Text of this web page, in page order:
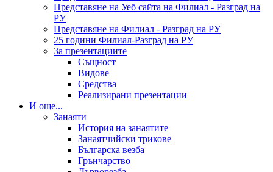
Представяне на Уеб сайта на Филиал - Разград на
РУ
Представяне на Филиал - Разград на РУ
25 години Филиал-Разград на РУ
За презентациите
Същност
Видове
Средства
Реализирани презентации
И още...
Занаяти
История на занаятите
Занаятчийски трикове
Българска везба
Грънчарство